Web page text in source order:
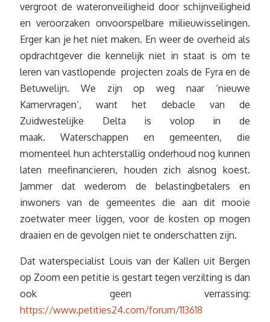
vergroot de wateronveiligheid door schijnveiligheid
en veroorzaken onvoorspelbare milieuwisselingen.
Erger kan je het niet maken. En weer de overheid als
opdrachtgever die kennelijk niet in staat is om te
leren van vastlopende projecten zoals de Fyra en de
Betuwelijn. We zijn op weg naar ‘nieuwe
Kamervragen’, want het debacle van de
Zuidwestelijke Delta is volop in de
maak. Waterschappen en gemeenten, die
momenteel hun achterstallig onderhoud nog kunnen
laten meefinancieren, houden zich alsnog koest.
Jammer dat wederom de belastingbetalers en
inwoners van de gemeentes die aan dit mooie
zoetwater meer liggen, voor de kosten op mogen
draaien en de gevolgen niet te onderschatten zijn.
Dat waterspecialist Louis van der Kallen uit Bergen
op Zoom een petitie is gestart tegen verzilting is dan
ook geen verrassing:
https://www.petities24.com/forum/113618